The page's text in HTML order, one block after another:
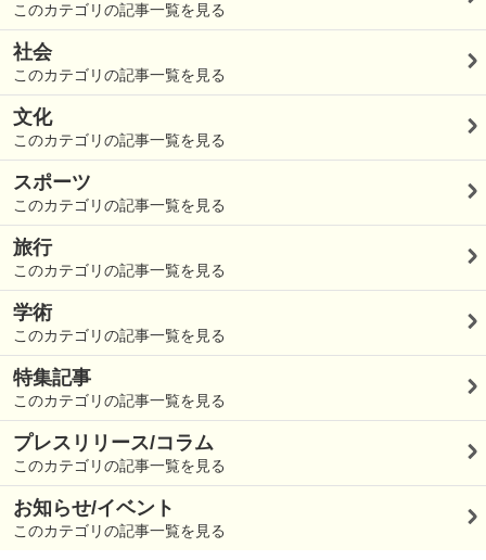
このカテゴリの記事一覧を見る
社会
このカテゴリの記事一覧を見る
文化
このカテゴリの記事一覧を見る
スポーツ
このカテゴリの記事一覧を見る
旅行
このカテゴリの記事一覧を見る
学術
このカテゴリの記事一覧を見る
特集記事
このカテゴリの記事一覧を見る
プレスリリース/コラム
このカテゴリの記事一覧を見る
お知らせ/イベント
このカテゴリの記事一覧を見る